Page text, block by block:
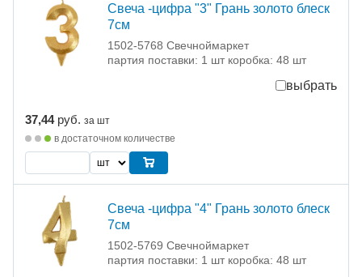
Свеча -цифра "3" Грань золото блеск
7см
1502-5768 Свечноймаркет
партия поставки: 1 шт коробка: 48 шт
выбрать
37,44 руб. за шт
в достаточном количестве
Свеча -цифра "4" Грань золото блеск
7см
1502-5769 Свечноймаркет
партия поставки: 1 шт коробка: 48 шт